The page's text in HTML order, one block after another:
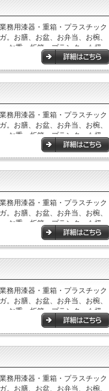
務用漆器・重箱・プラスチック
。お膳、お盆、お弁当、お椀、
お重、折箱、プランターも扱っ
務用漆器・重箱・プラスチック
。お膳、お盆、お弁当、お椀、
お重、折箱、プランターも扱っ
務用漆器・重箱・プラスチック
。お膳、お盆、お弁当、お椀、
お重、折箱、プランターも扱っ
務用漆器・重箱・プラスチック
。お膳、お盆、お弁当、お椀、
お重、折箱、プランターも扱っ
務用漆器・重箱・プラスチック
。お膳、お盆、お弁当、お椀、